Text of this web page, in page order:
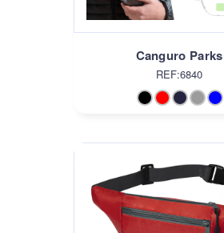
Canguro Parks
REF:6840